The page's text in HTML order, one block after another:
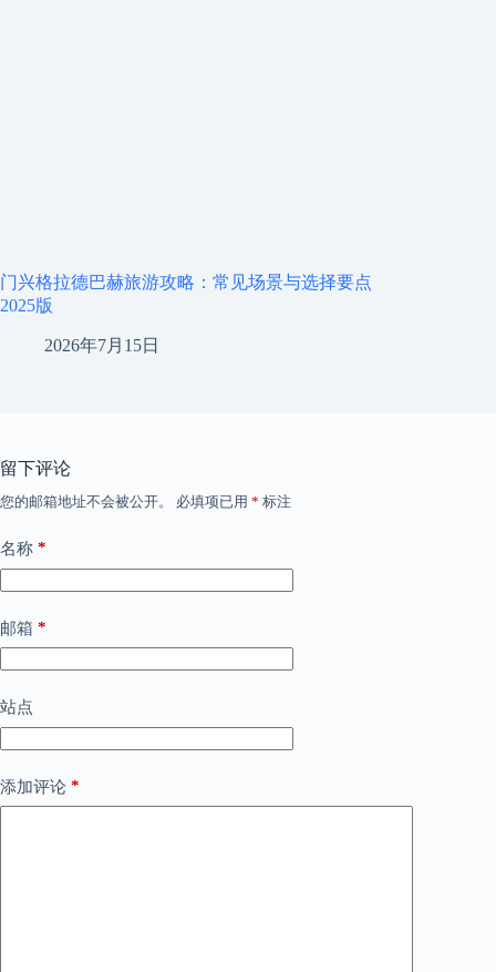
门兴格拉德巴赫旅游攻略：常见场景与选择要点
2025版
2026年7月15日
留下评论
您的邮箱地址不会被公开。 必填项已用 * 标注
名称 *
邮箱 *
站点
添加评论 *